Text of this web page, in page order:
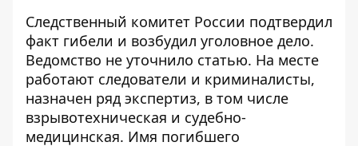
Следственный комитет России подтвердил
факт гибели и возбудил уголовное дело.
Ведомство не уточнило статью. На месте
работают следователи и криминалисты,
назначен ряд экспертиз, в том числе
взрывотехническая и судебно-
медицинская. Имя погибшего